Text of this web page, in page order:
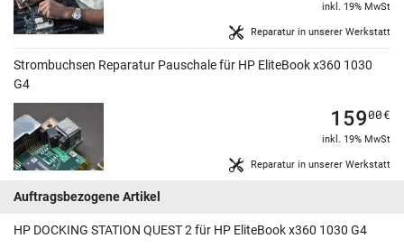
Reparatur in unserer Werkstatt
inkl. 19% MwSt
Strombuchsen Reparatur Pauschale für HP EliteBook x360 1030
G4
Reparatur in unserer Werkstatt
15900€
inkl. 19% MwSt
Auftragsbezogene Artikel
HP DOCKING STATION QUEST 2 für HP EliteBook x360 1030 G4